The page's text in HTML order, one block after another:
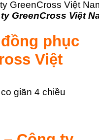
GreenCross Việt
phục
Việt
giãn 4 chiều